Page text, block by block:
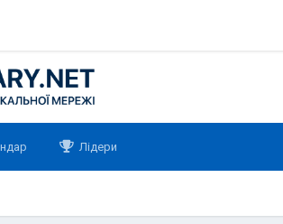
Лідери